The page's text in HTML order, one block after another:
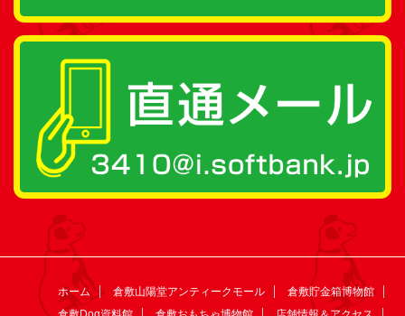
ホーム 倉敷山陽堂アンティークモール
倉敷貯金箱博物館